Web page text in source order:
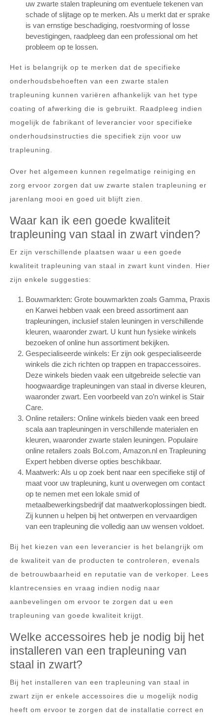
uw zwarte stalen trapleuning om eventuele tekenen van
schade of slijtage op te merken. Als u merkt dat er sprake
is van ernstige beschadiging, roestvorming of losse
bevestigingen, raadpleeg dan een professional om het
probleem op te lossen.
Het is belangrijk op te merken dat de specifieke
onderhoudsbehoeften van een zwarte stalen
trapleuning kunnen variëren afhankelijk van het type
coating of afwerking die is gebruikt. Raadpleeg indien
mogelijk de fabrikant of leverancier voor specifieke
onderhoudsinstructies die specifiek zijn voor uw
trapleuning.
Over het algemeen kunnen regelmatige reiniging en
zorg ervoor zorgen dat uw zwarte stalen trapleuning er
jarenlang mooi en goed uit blijft zien.
Waar kan ik een goede kwaliteit
trapleuning van staal in zwart vinden?
Er zijn verschillende plaatsen waar u een goede
kwaliteit trapleuning van staal in zwart kunt vinden. Hier
zijn enkele suggesties:
Bouwmarkten: Grote bouwmarkten zoals Gamma, Praxis
en Karwei hebben vaak een breed assortiment aan
trapleuningen, inclusief stalen leuningen in verschillende
kleuren, waaronder zwart. U kunt hun fysieke winkels
bezoeken of online hun assortiment bekijken.
Gespecialiseerde winkels: Er zijn ook gespecialiseerde
winkels die zich richten op trappen en trapaccessoires.
Deze winkels bieden vaak een uitgebreide selectie van
hoogwaardige trapleuningen van staal in diverse kleuren,
waaronder zwart. Een voorbeeld van zo’n winkel is Stair
Care.
Online retailers: Online winkels bieden vaak een breed
scala aan trapleuningen in verschillende materialen en
kleuren, waaronder zwarte stalen leuningen. Populaire
online retailers zoals Bol.com, Amazon.nl en Trapleuning
Expert hebben diverse opties beschikbaar.
Maatwerk: Als u op zoek bent naar een specifieke stijl of
maat voor uw trapleuning, kunt u overwegen om contact
op te nemen met een lokale smid of
metaalbewerkingsbedrijf dat maatwerkoplossingen biedt.
Zij kunnen u helpen bij het ontwerpen en vervaardigen
van een trapleuning die volledig aan uw wensen voldoet.
Bij het kiezen van een leverancier is het belangrijk om
de kwaliteit van de producten te controleren, evenals
de betrouwbaarheid en reputatie van de verkoper. Lees
klantrecensies en vraag indien nodig naar
aanbevelingen om ervoor te zorgen dat u een
trapleuning van goede kwaliteit krijgt.
Welke accessoires heb je nodig bij het
installeren van een trapleuning van
staal in zwart?
Bij het installeren van een trapleuning van staal in
zwart zijn er enkele accessoires die u mogelijk nodig
heeft om ervoor te zorgen dat de installatie correct en